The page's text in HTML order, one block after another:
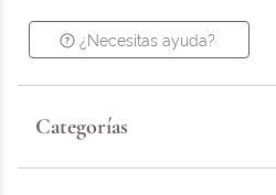
¿Necesitas ayuda?
Categorías